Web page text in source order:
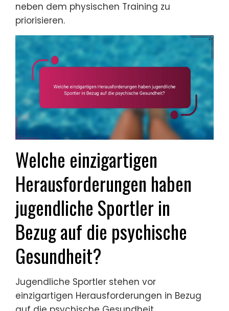
neben dem physischen Training zu
priorisieren.
Welche einzigartigen
Herausforderungen haben
jugendliche Sportler in
Bezug auf die psychische
Gesundheit?
Jugendliche Sportler stehen vor
einzigartigen Herausforderungen in Bezug